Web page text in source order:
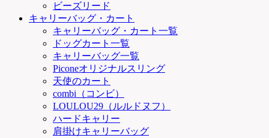
ビーズリード
キャリーバッグ・カート
キャリーバッグ・カート一覧
ドッグカート一覧
キャリーバッグ一覧
Piconeオリジナルスリング
天使のカート
combi（コンビ）
LOULOU29（ルルドヌフ）
ハードキャリー
肩掛けキャリーバッグ